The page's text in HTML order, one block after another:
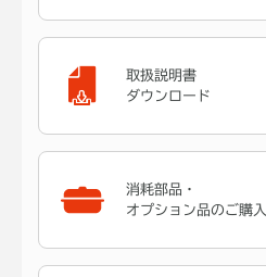
取扱説明書
ダウンロード
消耗部品・
オプション品のご購入